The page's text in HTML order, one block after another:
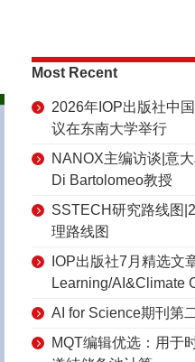
Most Recent
2026年IOP出版社中
议在东南大学举行
NANOX主编访谈|意
Di Bartolomeo教授
SSTECH研究路线图
理路线图
IOP出版社7月精选
Learning/AI&Climate
AI for Science期刊第
MQT编辑优选：用于